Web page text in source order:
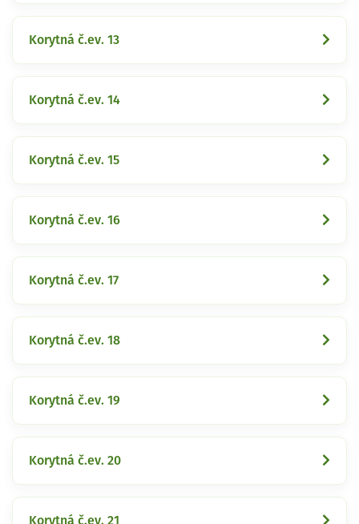
Korytná č.ev. 13
Korytná č.ev. 14
Korytná č.ev. 15
Korytná č.ev. 16
Korytná č.ev. 17
Korytná č.ev. 18
Korytná č.ev. 19
Korytná č.ev. 20
Korytná č.ev. 21